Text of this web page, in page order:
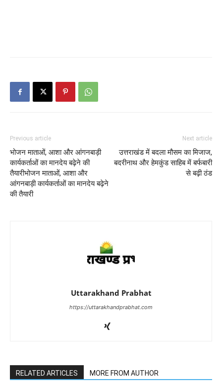
Previous article
भोजन माताओं, आशा और आंगनबाड़ी
कार्यकर्ताओं का मानदेय बढ़ेने की
तैयारीभोजन माताओं, आशा और
आंगनबाड़ी कार्यकर्ताओं का मानदेय बढ़ेने
की तैयारी
Next article
उत्तराखंड में बदला मौसम का मिजाज,
बदरीनाथ और हेमकुंड साहिब में बर्फबारी
से बढ़ी ठंड
Uttarakhand Prabhat
https://uttarakhandprabhat.com
RELATED ARTICLES MORE FROM AUTHOR